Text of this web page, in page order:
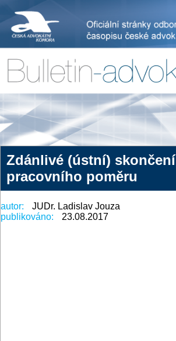
Zdánlivé (ústní) skončení
pracovního poměru
autor:
JUDr. Ladislav Jouza
publikováno:
23.08.2017